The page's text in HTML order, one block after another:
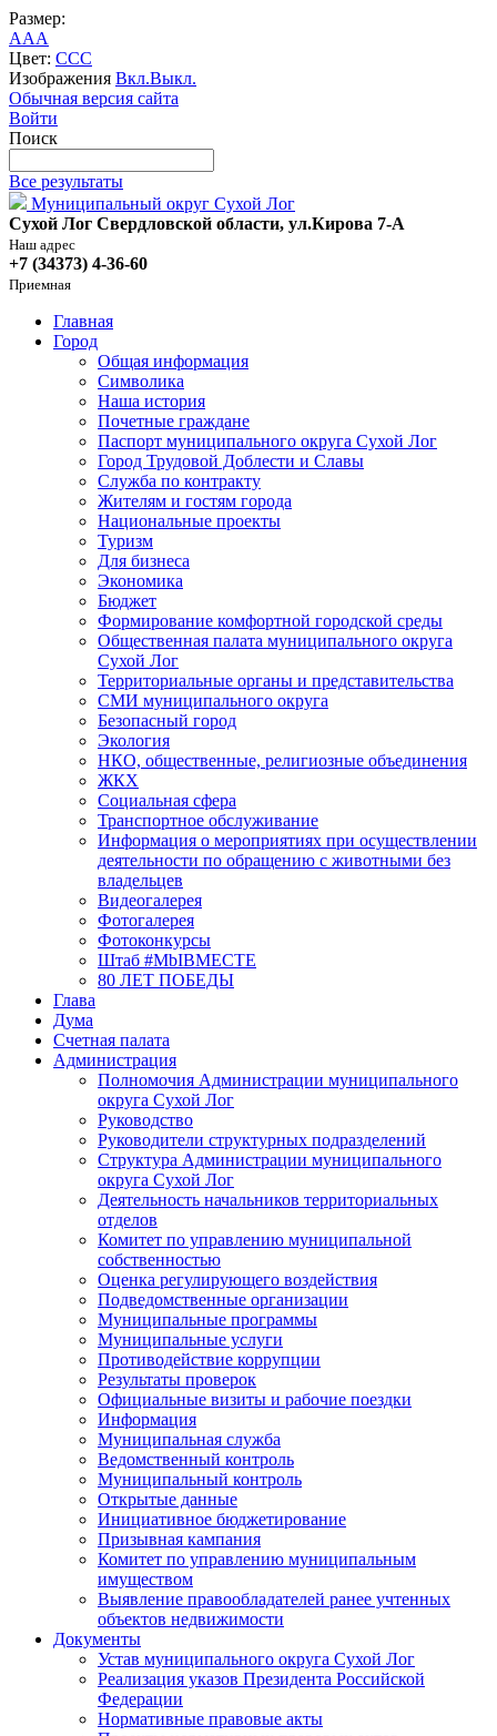
Размер:
AAA
Цвет: CCC
Изображения Вкл.Выкл.
Обычная версия сайта
Войти
Поиск
Все результаты
Муниципальный округ Сухой Лог
Сухой Лог Свердловской области, ул.Кирова 7-А
Наш адрес
+7 (34373) 4-36-60
Приемная
Главная
Город
Общая информация
Символика
Наша история
Почетные граждане
Паспорт муниципального округа Сухой Лог
Город Трудовой Доблести и Славы
Служба по контракту
Жителям и гостям города
Национальные проекты
Туризм
Для бизнеса
Экономика
Бюджет
Формирование комфортной городской среды
Общественная палата муниципального округа
Сухой Лог
Территориальные органы и представительства
СМИ муниципального округа
Безопасный город
Экология
НКО, общественные, религиозные объединения
ЖКХ
Социальная сфера
Транспортное обслуживание
Информация о мероприятиях при осуществлении
деятельности по обращению с животными без
владельцев
Видеогалерея
Фотогалерея
Фотоконкурсы
Штаб #MbIBMECTE
80 ЛЕТ ПОБЕДЫ
Глава
Дума
Счетная палата
Администрация
Полномочия Администрации муниципального
округа Сухой Лог
Руководство
Руководители структурных подразделений
Структура Администрации муниципального
округа Сухой Лог
Деятельность начальников территориальных
отделов
Комитет по управлению муниципальной
собственностью
Оценка регулирующего воздействия
Подведомственные организации
Муниципальные программы
Муниципальные услуги
Противодействие коррупции
Результаты проверок
Официальные визиты и рабочие поездки
Информация
Муниципальная служба
Ведомственный контроль
Муниципальный контроль
Открытые данные
Инициативное бюджетирование
Призывная кампания
Комитет по управлению муниципальным
имуществом
Выявление правообладателей ранее учтенных
объектов недвижимости
Документы
Устав муниципального округа Сухой Лог
Реализация указов Президента Российской
Федерации
Нормативные правовые акты